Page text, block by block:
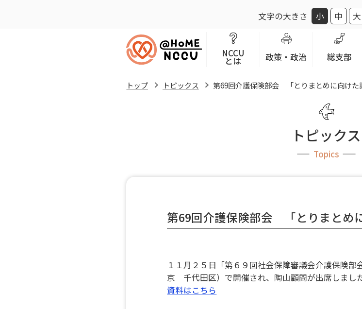
文字の大きさ 小 中 大
NCCU
とは 政策・政治 総支部
トップ トピックス 第69回介護保険部会 「とりまとめに向けた
トピックス
Topics
第69回介護保険部会 「とりまとめ
１１月２５日「第６９回社会保障審議会介護保険部
京 千代田区）で開催され、陶山顧問が出席しました
資料はこちら